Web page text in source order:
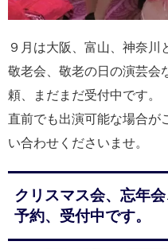
９月は大阪、富山、神奈川
敬老会、敬老の日の演芸会
頼、まだまだ受付中です。
直前でも出演可能な場合が
い合わせくださいませ。
クリスマス会、忘年
予約、受付中です。